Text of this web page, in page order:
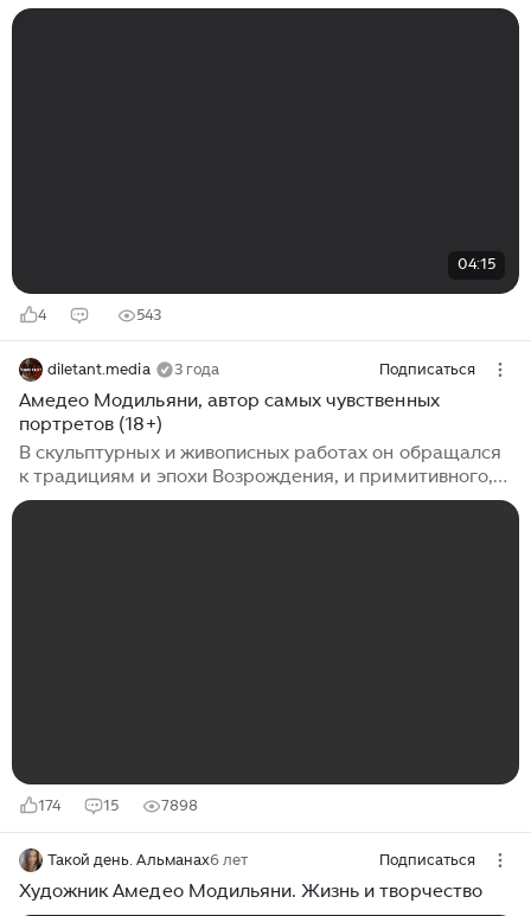
04:15
4 543
diletant.media 3 года Подписаться
Амедео Модильяни, автор самых чувственных
портретов (18+)
В скульптурных и живописных работах он обращался
к традициям и эпохи Возрождения, и примитивного,
то есть чистого, не осквернённого цивилизацией
174 15 7898
Такой день. Альманах6 лет Подписаться
Художник Амедео Модильяни. Жизнь и творчество